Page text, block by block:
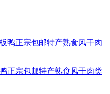
正宗包邮特产熟食风干肉类